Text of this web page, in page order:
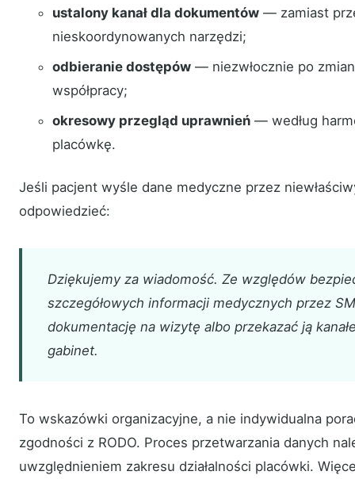
ustalony kanał dla dokumentów— zamiast
nieskoordynowanych narzędzi;
odbieranie dostępów— niezwłocznie po
współpracy;
okresowy przegląd uprawnień— według
placówkę.
Jeśli pacjent wyśle dane medyczne przez
odpowiedzieć:
Dziękujemy za wiadomość. Ze względów
szczegółowych informacji medycznych przez
dokumentację na wizytę albo przekazać ją
gabinet.
To wskazówki organizacyjne, a nie indywidualna
zgodności z RODO. Proces przetwarzania danych
uwzględnieniem zakresu działalności placówki.